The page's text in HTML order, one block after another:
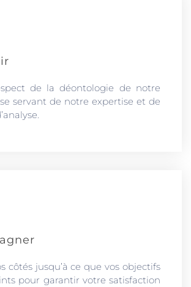
de la déontologie de notre
servant de notre expertise et de
côtés jusqu’à ce que vos objectifs
pour garantir votre satisfaction